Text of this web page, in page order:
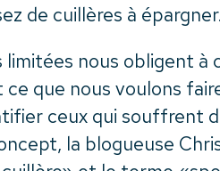
de cuillères à épargner.
limitées nous obligent à
que nous voulons
ceux qui souffrent
la blogueuse